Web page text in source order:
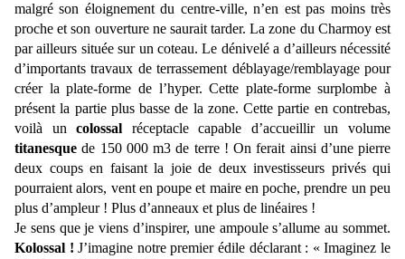
malgré son éloignement du centre-ville, n’en est pas moins très
proche et son ouverture ne saurait tarder. La zone du Charmoy est
par ailleurs située sur un coteau. Le dénivelé a d’ailleurs nécessité
d’importants travaux de terrassement déblayage/remblayage pour
créer la plate-forme de l’hyper. Cette plate-forme surplombe à
présent la partie plus basse de la zone. Cette partie en contrebas,
voilà uncolossal réceptacle capable d’accueillir un volume
titanesque de 150 000 m3 de terre ! On ferait ainsi d’une pierre
deux coups en faisant la joie de deux investisseurs privés qui
pourraient alors, vent en poupe et maire en poche, prendre un peu
plus d’ampleur ! Plus d’anneaux et plus de linéaires !
Je sens que je viens d’inspirer, une ampoule s’allume au sommet.
Kolossal !J’imagine notre premier édile déclarant : « Imaginez le